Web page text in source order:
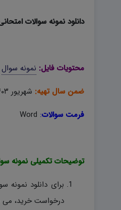
دانلود نمونه سوالات
محتویات فایل: نمونه سوال
ضمن سال تهیه: شهریور ۱۴۰۳ (آخیرن ویرایش = حذف برخی از مطالب کتاب اعم از مبحث افراز)
فرمت سوالات:
توضیحات تکمیلی نمونه
برای دانلود
درخواست خرید، می